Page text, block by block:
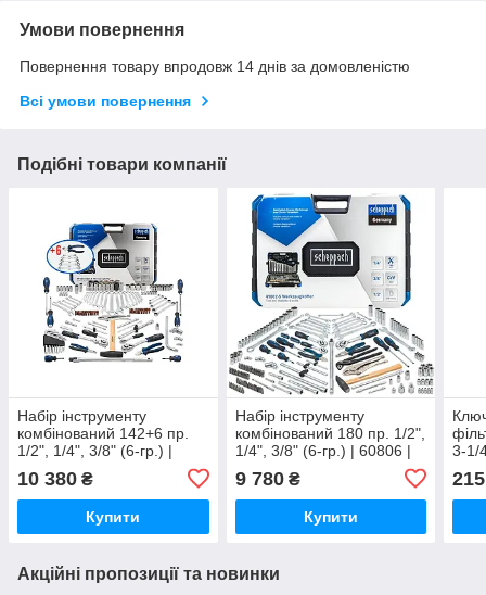
Умови повернення
Повернення товару впродовж 14 днів за домовленістю
Всі умови повернення
Подібні товари компанії
Набір інструменту
комбінований 142+6 пр.
1/2", 1/4", 3/8" (6-гр.) |
10 380 ₴
Купити
Набір інструменту
комбінований 180 пр. 1/2",
1/4", 3/8" (6-гр.) | 60806 |
9 780₴
Купити
3-1/
215
Акційні пропозиції та новинки